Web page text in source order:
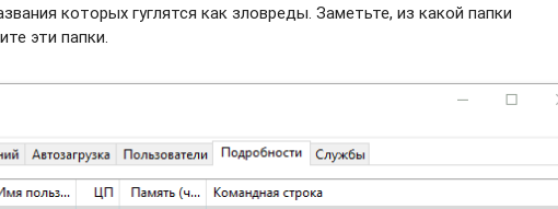
которых гуглятся как зловреды. Заметьте, из какой папки
эти папки.